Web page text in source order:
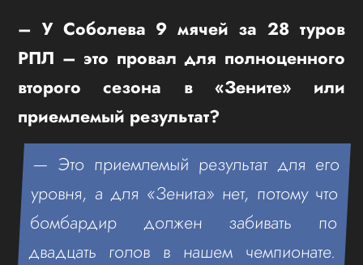
– У Соболева 9 мячей за 28 туров
РПЛ – это провал для полноценного
второго сезона в «Зените» или
приемлемый результат?
— Это приемлемый результат для его
уровня, а для «Зенита» нет, потому что
бомбардир должен забивать по
двадцать голов в нашем чемпионате.